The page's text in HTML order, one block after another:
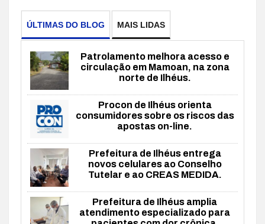
ÚLTIMAS DO BLOG MAIS LIDAS
Patrolamento melhora acesso e
circulação em Mamoan, na zona
norte de Ilhéus.
Procon de Ilhéus orienta
consumidores sobre os riscos das
apostas on-line.
Prefeitura de Ilhéus entrega
novos celulares ao Conselho
Tutelar e ao CREAS MEDIDA.
Prefeitura de Ilhéus amplia
atendimento especializado para